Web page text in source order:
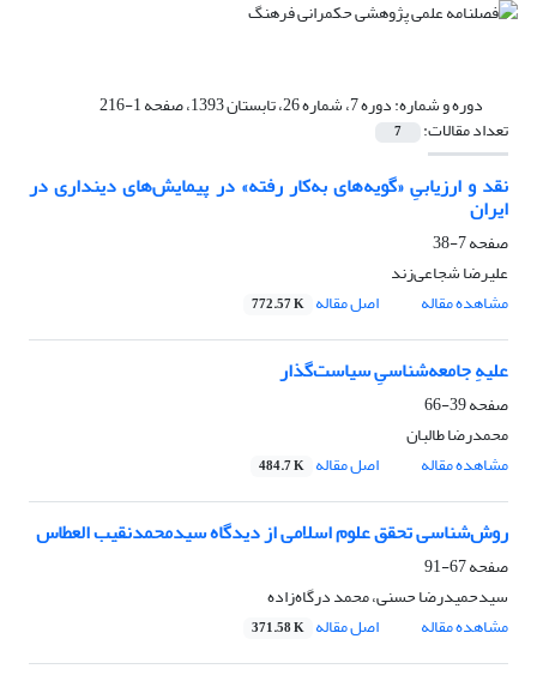
دوره و شماره:دوره 7، شماره 26، تابستان 1393، صفحه 1-216
تعداد مقالات: 7
نقد و ارزیابیِ «گویه‌‌های به‌کار رفته» در پیمایش‌های دینداری در
ایران
صفحه7-38
علیرضا شجاعی‌زند
مشاهده مقاله
اصل مقاله 772.57 K
علیهِ جامعه‌‌شناسیِ سیاست‌‌گذار
صفحه39-66
محمدرضا طالبان
مشاهده مقاله
اصل مقاله 484.7 K
روش‌شناسی تحقق علوم اسلامی از دیدگاه سیدمحمدنقیب العطاس
صفحه67-91
سیدحمیدرضا حسنی، محمد درگاه‌زاده
مشاهده مقاله
اصل مقاله 371.58 K